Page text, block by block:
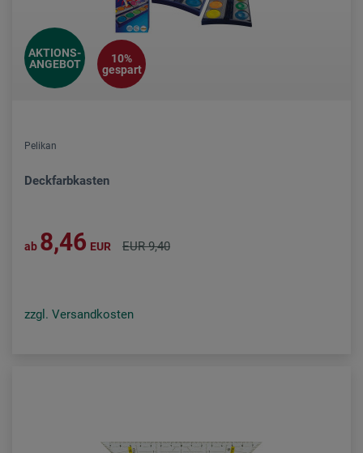
AKTIONS-
ANGEBOT
10%
gespart
Pelikan
Deckfarbkasten
ab 8,46 EUR EUR 9,40
zzgl. Versandkosten